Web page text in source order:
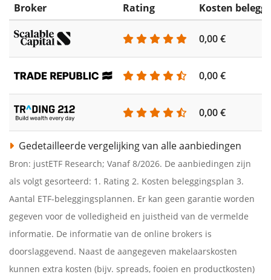
Broker Rating Kosten
0,00 €
0,00 €
0,00 €
Gedetailleerde vergelijking van alle aanbiedingen
Bron: justETF Research; Vanaf 8/2026. De aanbiedingen zijn
als volgt gesorteerd: 1. Rating 2. Kosten beleggingsplan 3.
Aantal ETF-beleggingsplannen. Er kan geen garantie worden
gegeven voor de volledigheid en juistheid van de vermelde
informatie. De informatie van de online brokers is
doorslaggevend. Naast de aangegeven makelaarskosten
kunnen extra kosten (bijv. spreads, fooien en productkosten)